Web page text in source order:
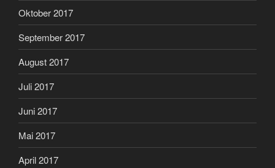
Oktober 2017
September 2017
August 2017
Juli 2017
Juni 2017
Mai 2017
April 2017